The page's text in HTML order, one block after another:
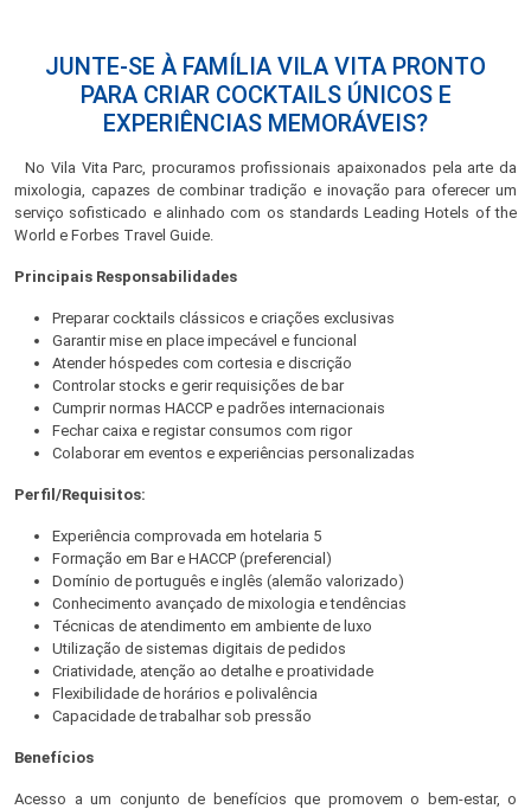
JUNTE-SE À FAMÍLIA VILA VITA PRONTO
PARA CRIAR COCKTAILS ÚNICOS E
EXPERIÊNCIAS MEMORÁVEIS?
No Vila Vita Parc, procuramos profissionais apaixonados pela arte da
mixologia, capazes de combinar tradição e inovação para oferecer um
serviço sofisticado e alinhado com os standards Leading Hotels of the
World e Forbes Travel Guide.
Principais Responsabilidades
Preparar cocktails clássicos e criações exclusivas
Garantir mise en place impecável e funcional
Atender hóspedes com cortesia e discrição
Controlar stocks e gerir requisições de bar
Cumprir normas HACCP e padrões internacionais
Fechar caixa e registar consumos com rigor
Colaborar em eventos e experiências personalizadas
Perfil/Requisitos:
Experiência comprovada em hotelaria 5
Formação em Bar e HACCP (preferencial)
Domínio de português e inglês (alemão valorizado)
Conhecimento avançado de mixologia e tendências
Técnicas de atendimento em ambiente de luxo
Utilização de sistemas digitais de pedidos
Criatividade, atenção ao detalhe e proatividade
Flexibilidade de horários e polivalência
Capacidade de trabalhar sob pressão
Benefícios
Acesso a um conjunto de benefícios que promovem o bem-estar, o